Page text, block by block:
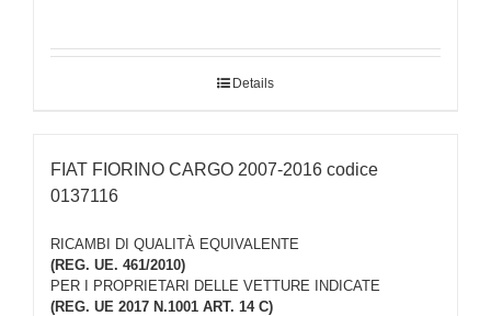
Details
FIAT FIORINO CARGO 2007-2016 codice
0137116
RICAMBI DI QUALITÀ EQUIVALENTE
(REG. UE. 461/2010)
PER I PROPRIETARI DELLE VETTURE INDICATE
(REG. UE 2017 N.1001 ART. 14 C)